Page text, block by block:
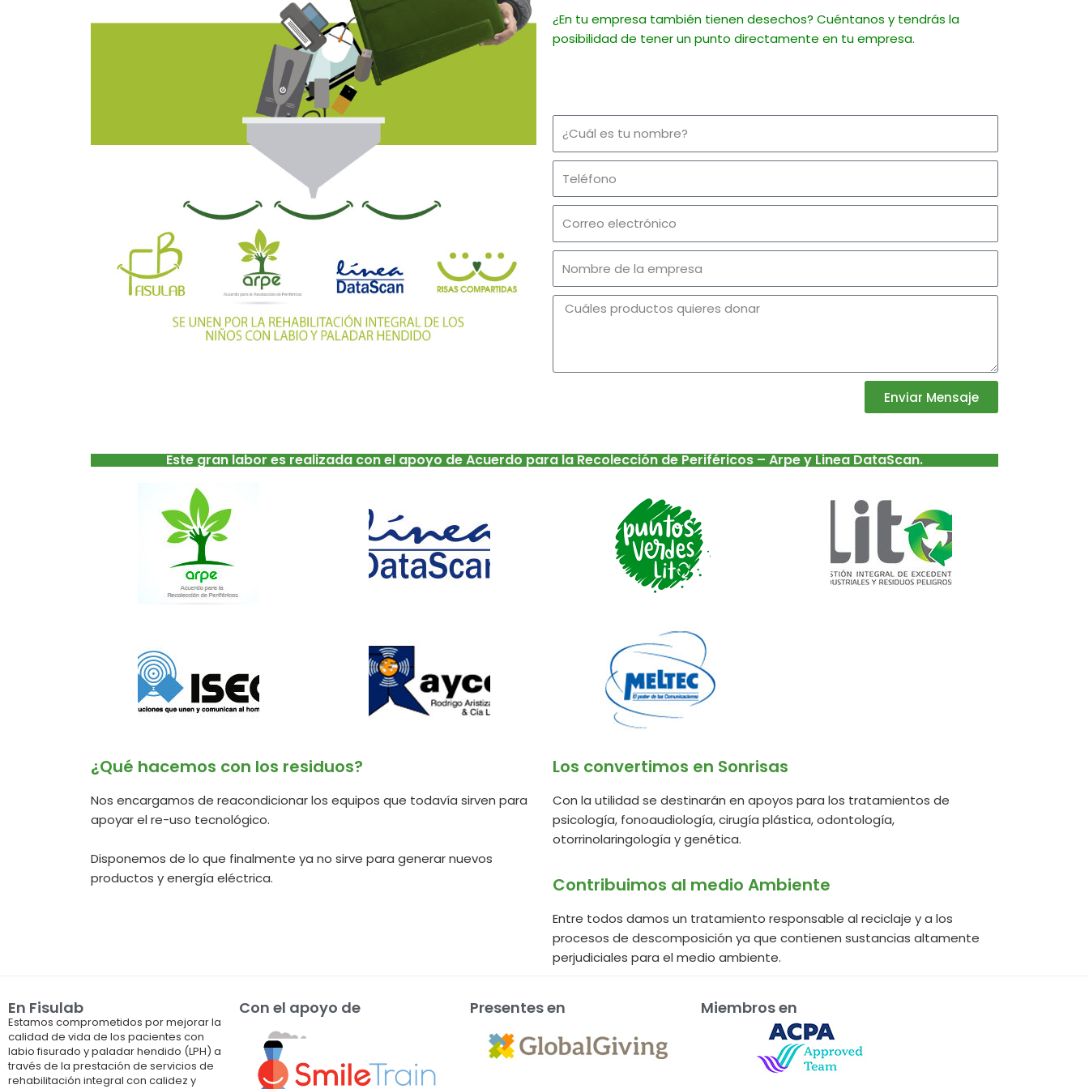
¿En tu empresa también tienen desechos? Cuéntanos y tendrás la
posibilidad de tener un punto directamente en tu empresa.
Enviar Mensaje
Este gran labor es realizada con el apoyo de Acuerdo para la Recolección de Periféricos – Arpe y Linea DataScan.
¿Qué hacemos con los residuos?
Nos encargamos de reacondicionar los equipos que todavía sirven para
apoyar el re-uso tecnológico.
Disponemos de lo que finalmente ya no sirve para generar nuevos
productos y energía eléctrica.
Los convertimos en Sonrisas
Con la utilidad se destinarán en apoyos para los tratamientos de
psicología, fonoaudiología, cirugía plástica, odontología,
otorrinolaringología y genética.
Contribuimos al medio Ambiente
Entre todos damos un tratamiento responsable al reciclaje y a los
procesos de descomposición ya que contienen sustancias altamente
perjudiciales para el medio ambiente.
En Fisulab
Estamos comprometidos por mejorar la
calidad de vida de los pacientes con
labio fisurado y paladar hendido (LPH) a
través de la prestación de servicios de
rehabilitación integral con calidez y
Con el apoyo de Presentes en Miembros en